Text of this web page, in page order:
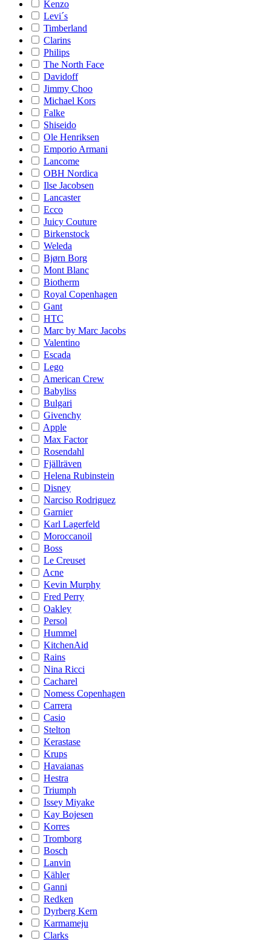
Kenzo
Levi´s
Timberland
Clarins
Philips
The North Face
Davidoff
Jimmy Choo
Michael Kors
Falke
Shiseido
Ole Henriksen
Emporio Armani
Lancome
OBH Nordica
Ilse Jacobsen
Lancaster
Ecco
Juicy Couture
Birkenstock
Weleda
Bjørn Borg
Mont Blanc
Biotherm
Royal Copenhagen
Gant
HTC
Marc by Marc Jacobs
Valentino
Escada
Lego
American Crew
Babyliss
Bulgari
Givenchy
Apple
Max Factor
Rosendahl
Fjällräven
Helena Rubinstein
Disney
Narciso Rodriguez
Garnier
Karl Lagerfeld
Moroccanoil
Boss
Le Creuset
Acne
Kevin Murphy
Fred Perry
Oakley
Persol
Hummel
KitchenAid
Rains
Nina Ricci
Cacharel
Nomess Copenhagen
Carrera
Casio
Stelton
Kerastase
Krups
Havaianas
Hestra
Triumph
Issey Miyake
Kay Bojesen
Korres
Tromborg
Bosch
Lanvin
Kähler
Ganni
Redken
Dyrberg Kern
Karmameju
Clarks